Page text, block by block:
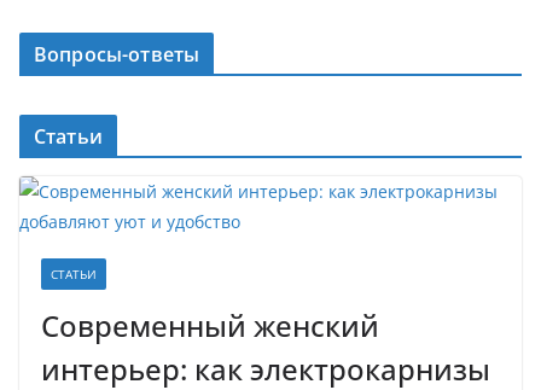
Вопросы-ответы
Статьи
СТАТЬИ
Современный женский
интерьер: как электрокарнизы